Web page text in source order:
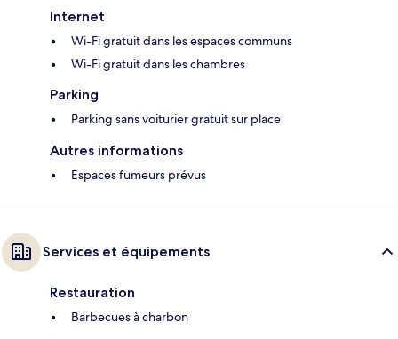
Internet
Wi-Fi gratuit dans les espaces communs
Wi-Fi gratuit dans les chambres
Parking
Parking sans voiturier gratuit sur place
Autres informations
Espaces fumeurs prévus
Services et équipements
Restauration
Barbecues à charbon